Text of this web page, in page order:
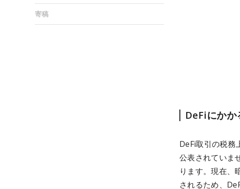
DeFiにか
DeFi取引の税務
公表されていま
ります。現在、
されるため、
寄稿